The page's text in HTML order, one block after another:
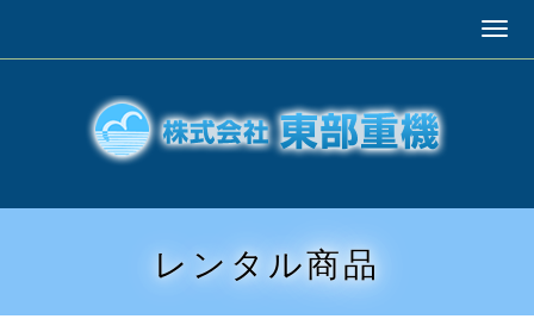
レンタル商品